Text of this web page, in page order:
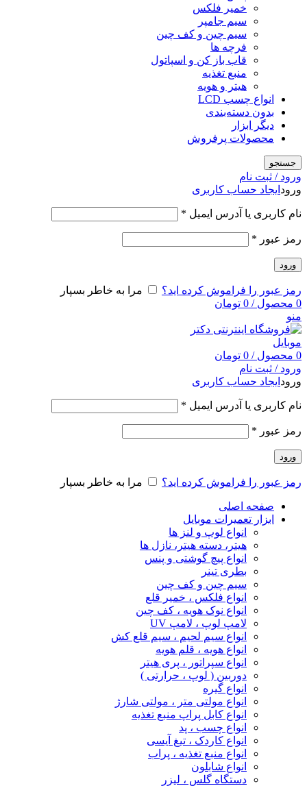
خمیر فلکس
سیم جامپر
سیم چین و کف چین
فرچه ها
قاب باز کن و اسپاتول
منبع تغذیه
هیتر و هویه
انواع چسب LCD
بدون دسته‌بندی
دیگر ابزار
محصولات پرفروش
جستجو
ورود / ثبت نام
ورود ایجاد حساب کاربری
نام کاربری یا آدرس ایمیل *
رمز عبور *
ورود
رمز عبور را فراموش کرده اید؟
مرا به خاطر بسپار
0 محصول /
0 تومان
منو
0 محصول /
0 تومان
ورود / ثبت نام
ورود ایجاد حساب کاربری
نام کاربری یا آدرس ایمیل *
رمز عبور *
ورود
رمز عبور را فراموش کرده اید؟ مرا به خاطر بسپار
صفحه اصلی
ابزار تعمیرات موبایل
انواع لوپ و لنز ها
هیتر، دسته هیتر، نازل ها
انواع پیچ‌ گوشتی و پنس
بطری تینر
سیم چین و کف چین
انواع فلکس ، خمیر قلع
انواع نوک هویه ، کف چین
لامپ لوپ ، لامپ UV
انواع سیم لحیم ، سیم قلع کش
انواع هویه ، قلم هویه
انواع سپراتور ، پری هیتر
دوربین ( لوپ ، حرارتی )
انواع گیره
انواع مولتی متر ، مولتی شارژ
انواع کابل پراپ منبع تغذیه
انواع چسب ، پد
انواع کاردک ، تیغ آیسی
انواع منبع تغذیه ، پراب
انواع شابلون
دستگاه گلس ، لیزر